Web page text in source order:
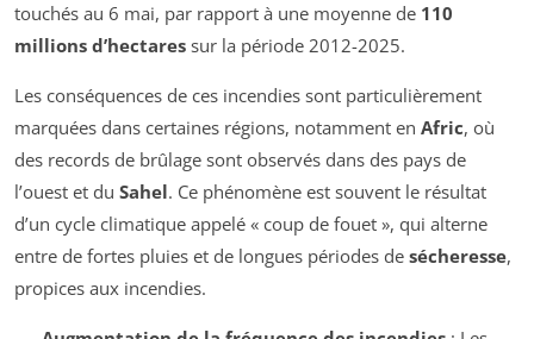
touchés au 6 mai, par rapport à une moyenne de 110
millions d’hectares sur la période 2012-2025.
Les conséquences de ces incendies sont particulièrement
marquées dans certaines régions, notamment en Afric, où
des records de brûlage sont observés dans des pays de
l’ouest et du Sahel. Ce phénomène est souvent le résultat
d’un cycle climatique appelé « coup de fouet », qui alterne
entre de fortes pluies et de longues périodes de sécheresse,
propices aux incendies.